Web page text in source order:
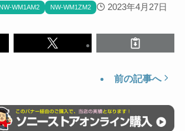
NW-WM1AM2 NW-WM1ZM2 2023年4月27日
前の記事へ